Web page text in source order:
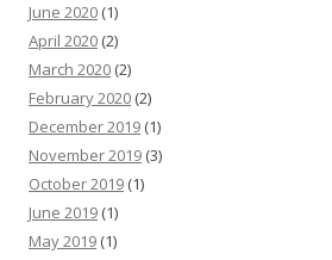
June 2020 (1)
April 2020 (2)
March 2020 (2)
February 2020 (2)
December 2019 (1)
November 2019 (3)
October 2019 (1)
June 2019 (1)
May 2019 (1)